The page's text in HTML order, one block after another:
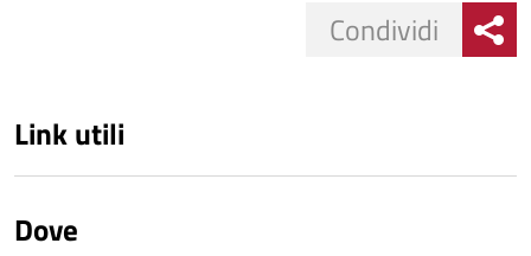
Condividi
Link utili
Dove